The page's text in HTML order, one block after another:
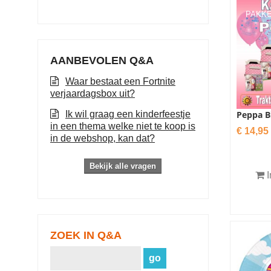
AANBEVOLEN Q&A
Waar bestaat een Fortnite
verjaardagsbox uit?
Ik wil graag een kinderfeestje
in een thema welke niet te koop is
in de webshop, kan dat?
Bekijk alle vragen
ZOEK IN Q&A
Peppa
Prijs
€ 14,95